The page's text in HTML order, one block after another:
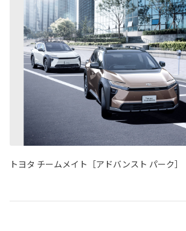
トヨタ チームメイト［アドバンスト パーク］